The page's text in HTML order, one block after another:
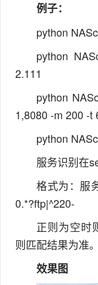
例子：
python
python
2.111
python
1,8080 -m 200 -t
python
服务识别在
格式为：服
0.*?ftp|^220-
正则为空时
则匹配结果为准。
效果图